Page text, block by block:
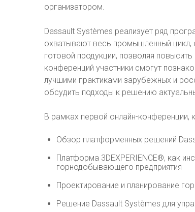
организатором.
Dassault Systèmes реализует ряд
охватывают весь промышленный цикл,
готовой продукции, позволяя
конференций участники смогут
лучшими практиками зарубежных и
обсудить подходы к решению
В рамках первой онлайн-
Обзор платформенных решений
Платформа 3DEXPERIENCE®, как
горнодобывающего предприятия
Проектирование и планирование
Решение Dassault Systèmes для